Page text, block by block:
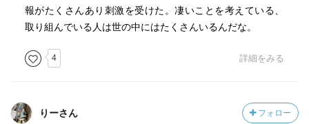
報がたくさんあり刺激を受けた。凄いことを考えている、
取り組んでいる人は世の中にはたくさんいるんだな。
4 詳細をみる
りーさん フォロー